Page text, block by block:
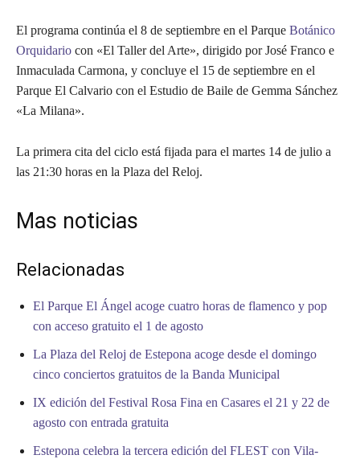
El programa continúa el 8 de septiembre en el Parque Botánico
Orquidario con «El Taller del Arte», dirigido por José Franco e
Inmaculada Carmona, y concluye el 15 de septiembre en el
Parque El Calvario con el Estudio de Baile de Gemma Sánchez
«La Milana».
La primera cita del ciclo está fijada para el martes 14 de julio a
las 21:30 horas en la Plaza del Reloj.
Mas noticias
Relacionadas
El Parque El Ángel acoge cuatro horas de flamenco y pop
con acceso gratuito el 1 de agosto
La Plaza del Reloj de Estepona acoge desde el domingo
cinco conciertos gratuitos de la Banda Municipal
IX edición del Festival Rosa Fina en Casares el 21 y 22 de
agosto con entrada gratuita
Estepona celebra la tercera edición del FLEST con Vila-